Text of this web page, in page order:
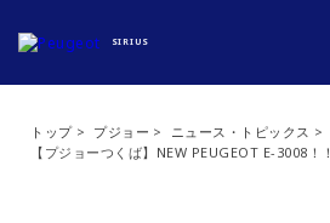
SIRIUS
トップ プジョー
ニュース・トピックス
【プジョーつくば】NEW PEUGEOT E-3008！！